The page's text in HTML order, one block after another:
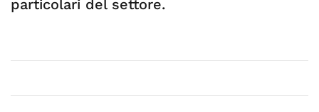
particolari del settore.